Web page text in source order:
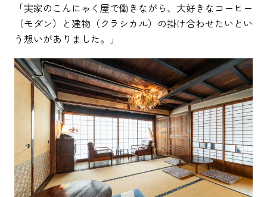
「実家のこんにゃく屋で働きながら、大好きなコーヒー
（モダン）と建物（クラシカル）の掛け合わせたいとい
う想いがありました。」